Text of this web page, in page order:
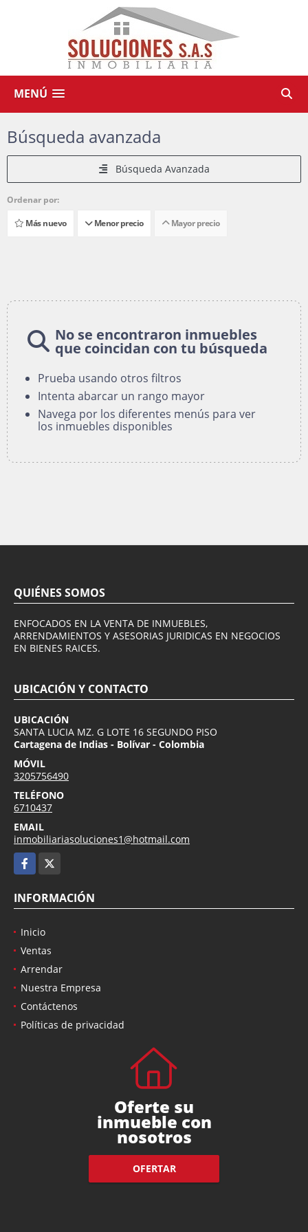
MENÚ
Búsqueda avanzada
Búsqueda Avanzada
Ordenar por:
Más nuevo
Menor precio Mayor precio
No se encontraron inmuebles
que coincidan con tu búsqueda
Prueba usando otros filtros
Intenta abarcar un rango mayor
Navega por los diferentes menús para ver
los inmuebles disponibles
QUIÉNES SOMOS
ENFOCADOS EN LA VENTA DE INMUEBLES,
ARRENDAMIENTOS Y ASESORIAS JURIDICAS EN NEGOCIOS
EN BIENES RAICES.
UBICACIÓN Y CONTACTO
UBICACIÓN
SANTA LUCIA MZ. G LOTE 16 SEGUNDO PISO
Cartagena de Indias - Bolívar - Colombia
MÓVIL
3205756490
TELÉFONO
6710437
EMAIL
inmobiliariasoluciones1@hotmail.com
Facebook
INFORMACIÓN
Inicio
Ventas
Arrendar
Nuestra Empresa
Contáctenos
Políticas de privacidad
Oferte su
inmueble con
nosotros
OFERTAR